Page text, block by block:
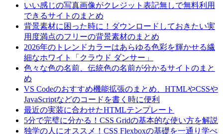
いい感じの写真画像がクレジット表記無しで無料利用
できるサイトのまとめ
背景素材に困った時に！ダウンロードしておきたい実
用度満点のフリーの背景素材のまとめ
2026年のトレンドカラーはあらゆる色彩を輝かせる繊
細なホワイト「クラウド ダンサー」
色々な色の名前、伝統色の名前が分かるサイトのまと
め
VS Codeのおすすめ機能拡張のまとめ、HTMLやCSSや
JavaScriptなどのコードを書く時に便利
最近の実装に合わせたHTMLテンプレート
5分で完璧に分かる！CSS Gridの基本的な使い方を解説
独学の人にオススメ！CSS Flexboxの基礎を一通り学べ